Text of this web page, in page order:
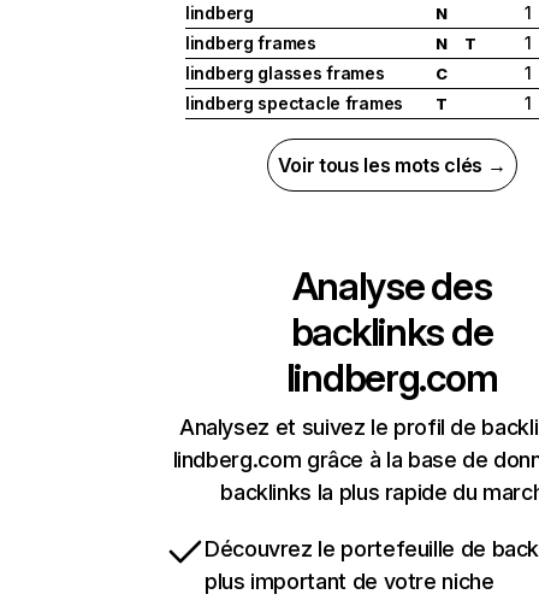
lindberg
N
1
lindberg frames
N T
1
lindberg glasses frames
C
1
lindberg spectacle frames
T 1
Voir tous les mots clés →
Analyse des
backlinks de
lindberg.com
Analysez et suivez le profil de
lindberg.com grâce à la base de
backlinks la plus rapide du
Découvrez le portefeuille de
plus important de votre niche